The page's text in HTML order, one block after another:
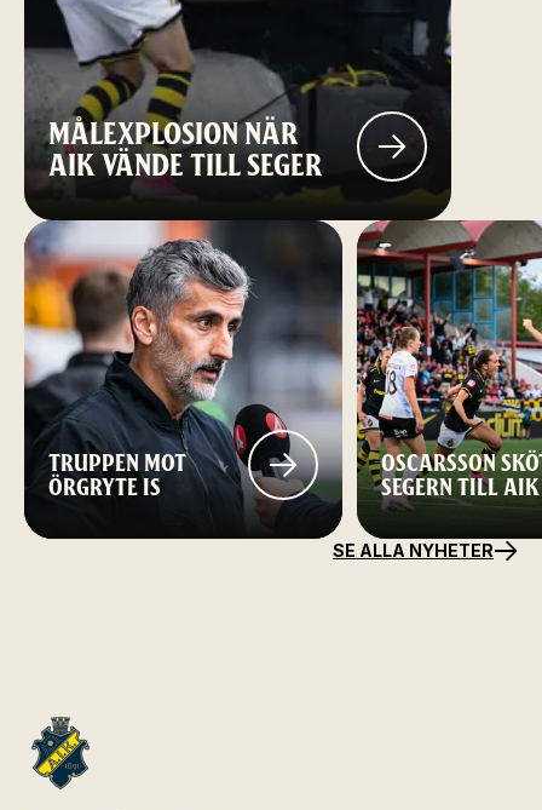
MÅLEXPLOSION NÄR
AIK VÄNDE TILL SEGER
TRUPPEN MOT
ÖRGRYTE IS
OSCARSSON
SEGERN TILL AIK
SE ALLA NYHETER